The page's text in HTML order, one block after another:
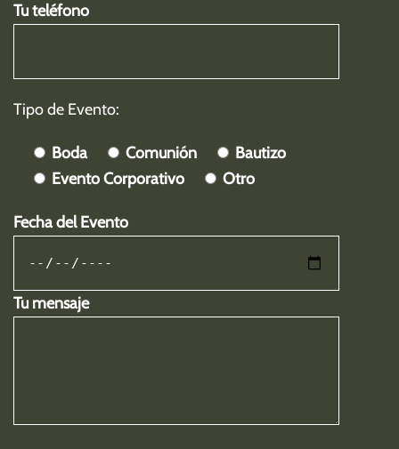
Tu teléfono
Tipo de Evento:
Boda Comunión
Bautizo
Evento Corporativo
Otro
Fecha del Evento
Tu mensaje